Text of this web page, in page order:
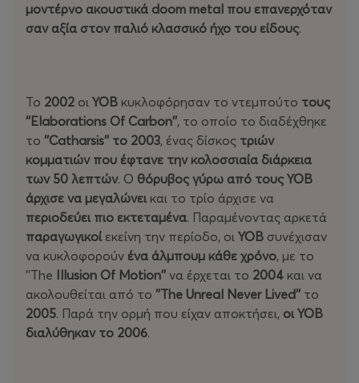
μοντέρνο ακουστικά doom metal που επανερχόταν
σαν αξία στον παλιό κλασσικό ήχο του είδους.
Το 2002 οι ΥΟΒ κυκλοφόρησαν το ντεμπούτο τους
''Elaborations Of Carbon'', το οποίο το διαδέχθηκε
το ''Catharsis'' το 2003, ένας δίσκος τριών
κομματιών που έφτανε την κολοσσιαία διάρκεια
των 50 λεπτών. Ο θόρυβος γύρω από τους ΥΟΒ
άρχισε να μεγαλώνει και το τρίο άρχισε να
περιοδεύει πιο εκτεταμένα. Παραμένοντας αρκετά
παραγωγικοί εκείνη την περίοδο, οι ΥΟΒ συνέχισαν
να κυκλοφορούν ένα άλμπουμ κάθε χρόνο, με το
''The Illusion Of Motion'' να έρχεται το 2004 και να
ακολουθείται από το ''The Unreal Never Lived'' το
2005. Παρά την ορμή που είχαν αποκτήσει, οι ΥΟΒ
διαλύθηκαν το 2006.